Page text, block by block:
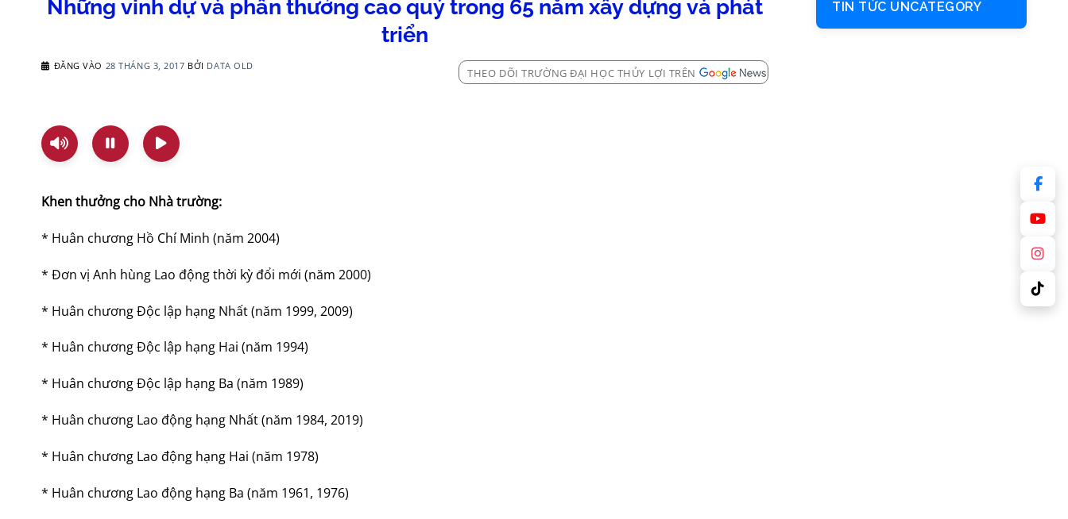
Những vinh dự và phần thưởng cao quý trong 65 năm xây dựng và phát
triển
ĐĂNG VÀO 28 THÁNG 3, 2017 BỞI DATA OLD
THEO DÕI TRƯỜNG ĐẠI HỌC THỦY LỢI TRÊN
Khen thưởng cho Nhà trường:
* Huân chương Hồ Chí Minh (năm 2004)
* Đơn vị Anh hùng Lao động thời kỳ đổi mới (năm 2000)
* Huân chương Độc lập hạng Nhất (năm 1999, 2009)
* Huân chương Độc lập hạng Hai (năm 1994)
* Huân chương Độc lập hạng Ba (năm 1989)
* Huân chương Lao động hạng Nhất (năm 1984, 2019)
* Huân chương Lao động hạng Hai (năm 1978)
* Huân chương Lao động hạng Ba (năm 1961, 1976)
TIN TỨC UNCATEGORY